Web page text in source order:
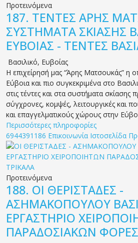
Προτεινόμενα
187. ΤΕΝΤΕΣ ΑΡΗΣ
ΣΥΣΤΗΜΑΤΑ ΣΚΙΑΣΗΣ
ΕΥΒΟΙΑΣ - ΤΕΝΤΕΣ
Βασιλικό, Ευβοίας
Η επιχείρησή μας “Άρης Ματσουκάς” η
Εύβοια και πιο συγκεκριμένα στο
στις τέντες και στα συστήματα σκίασης
σύγχρονες, κομψές, λειτουργικές και
και επαγγελματικούς χώρους στην
Περισσότερες πληροφορίες
6944391186 Επικοινωνία Ιστοσελίδα
Προτεινόμενα
188. ΟΙ ΘΕΡΙΣΤΑΔΕΣ -
ΑΣΗΜΑΚΟΠΟΥΛΟΥ
ΕΡΓΑΣΤΗΡΙΟ
ΠΑΡΑΔΟΣΙΑΚΩΝ